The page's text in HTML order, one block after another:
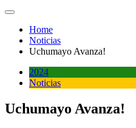
Home
Noticias
Uchumayo Avanza!
2024
Noticias
Uchumayo Avanza!